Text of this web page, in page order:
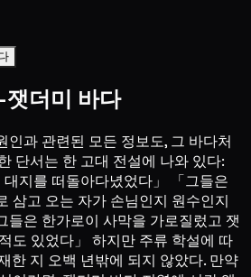
더미 바다
인과 관련된 모든 정보도, 그 바다처
단서는 한 고대 전설에 나와 있다:
대지를 떠돌아다녔었다」 「그들은
삼고 오는 자가 손님인지 원수인지
들은 한가로이 사막을 가로질렀고 잿
도 있었다」 하지만 주류 학설에 따
한 지 오백 년밖에 되지 않았다. 만약